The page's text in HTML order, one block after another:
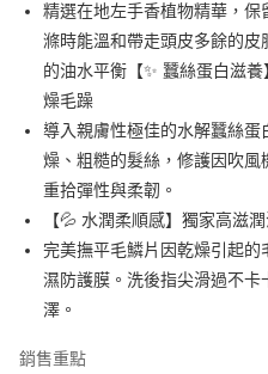
街口支付
悠遊付
Google Pay
全盈+PAY
大哥付你分期
相關說明
【大哥付你分期使用說明】
1.本服務由台灣大哥大提供，台灣大
流程，驗證手機門號後，選擇欲分期
3.實際核准額度、可分期數及費用金
AFTEE先享後付
相關說明
AFTEE先享後付是「在收到商品之後
便利好安心！
精選在地左手香植物精華，
滌時能溫和帶走頭皮多餘的
的油水平衡【✨ 蠶絲蛋白滋
燥毛躁
導入親膚性極佳的水解蠶絲
燥、粗糙的髮絲，修護因吹
重拾彈性與柔韌。
【💦 水潤柔順感】獨家高滋
完美撫平毛鱗片因乾燥引起
濕防護膜。洗後指尖滑過不
澤。
銷售重點